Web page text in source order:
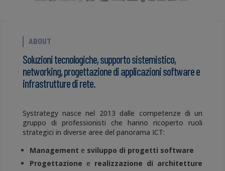
ABOUT
Soluzioni tecnologiche, supporto sistemistico,
networking, progettazione di applicazioni software e
infrastrutture di rete.
Systrategy nasce nel 2013 dalle competenze di un
gruppo di professionisti che hanno ricoperto ruoli
strategici in diverse aree del panorama ICT:
Management e sviluppo di progetti software
Progettazione e realizzazione di architetture